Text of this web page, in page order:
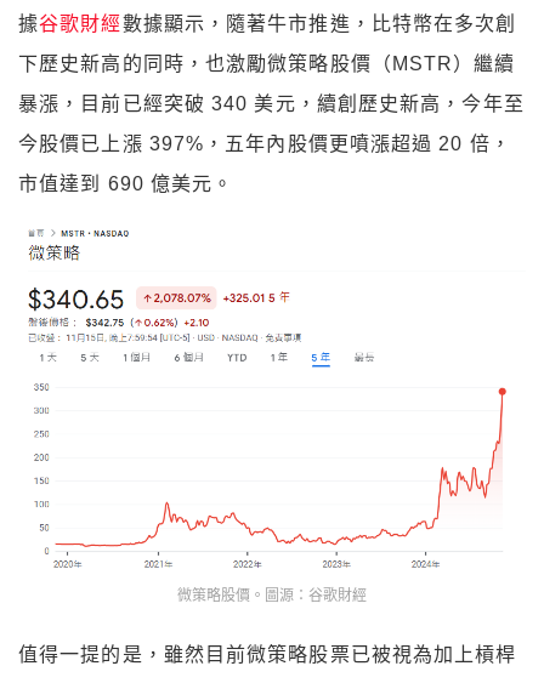
據谷歌財經數據顯示，隨著牛市推進，比特幣在多次創
下歷史新高的同時，也激勵微策略股價（MSTR）繼續
暴漲，目前已經突破 340 美元，續創歷史新高，今年至
今股價已上漲 397%，五年內股價更噴漲超過 20 倍，
市值達到 690 億美元。
微策略股價。圖源：谷歌財經
值得一提的是，雖然目前微策略股票已被視為加上槓桿